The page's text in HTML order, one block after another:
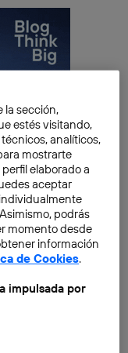
Open
una
la sección,
estés visitando,
analíticos,
mostrarte
elaborado a
aceptar
podrás
momento desde
información
de Cookies.
impulsada por
Utiq para
digital o análisis